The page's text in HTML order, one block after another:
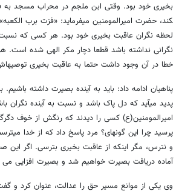
بخیری خود بود. وقتی ابن ملجم در محراب مسجد
کند، حضرت امیرالمومنین می​فرماید: «فزت برب
لحظه نگران عاقبت بخیری خود بود. هر کسی که
نگرانی نداشته باشد قطعا دچار مکر الهی شده است.
خطا در آن وجود داشت حتما به عاقبت بخیری
پناهیان ادامه داد: باید به آینده بصیرت داشته
پدید می​آید که دل پاک باشد و نسبت به آینده نگران
امیرالمومنین(ع) کسی را دیدند که رنگش از خوف
پرسید چرا این گونه​ای؟ مرد پاسخ داد که از خدا
و نترس، مگر اینکه از عاقبت بخیری بترسی. اگر این
آماده دریافت بصیرت خواهیم شد و بصیرت افزایی
وی یکی از موانع مسیر حق را عدالت، عنوان کرد و